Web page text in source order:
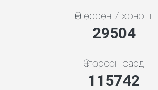
Өнгөрсөн 7 хоногт
32908
Өнгөрсөн сард
129097